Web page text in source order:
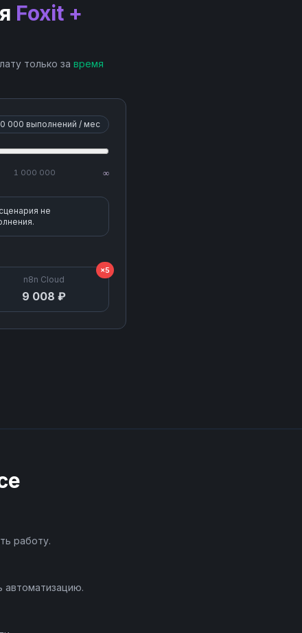
Foxit +
только за время
000 выполнений / мес
1 000 000 ∞
не
n8n Cloud
9 008 ₽
×5
работу.
автоматизацию.